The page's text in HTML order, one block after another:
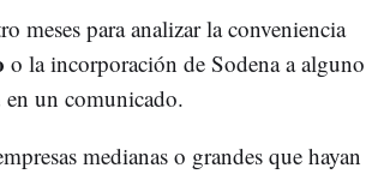
meses para analizar la conveniencia
o la incorporación de Sodena a alguno
en un comunicado.
medianas o grandes que hayan